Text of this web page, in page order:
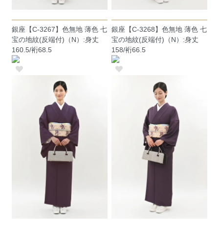
銀座【C-3267】色無地 薄色 七
宝の地紋(反端付)（N）:身丈
160.5/裄68.5
銀座【C-3268】色無地 薄色 七
宝の地紋(反端付)（N）:身丈
158/裄66.5